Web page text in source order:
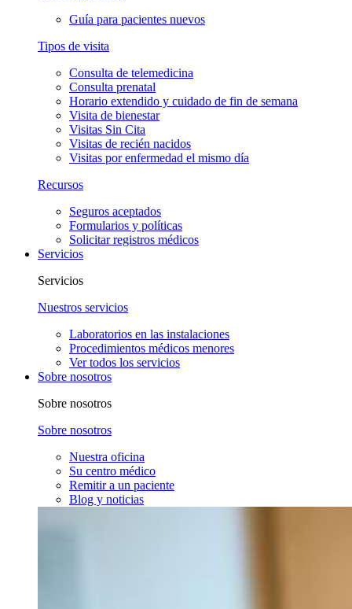
Guía para pacientes nuevos
Tipos de visita
Consulta de telemedicina
Consulta prenatal
Horario extendido y cuidado de fin de semana
Visita de bienestar
Visitas Sin Cita
Visitas de recién nacidos
Visitas por enfermedad el mismo día
Recursos
Seguros aceptados
Formularios y políticas
Solicitar registros médicos
Servicios
Servicios
Nuestros servicios
Laboratorios en las instalaciones
Procedimientos médicos menores
Ver todos los servicios
Sobre nosotros
Sobre nosotros
Sobre nosotros
Nuestra oficina
Su centro médico
Remitir a un paciente
Blog y noticias